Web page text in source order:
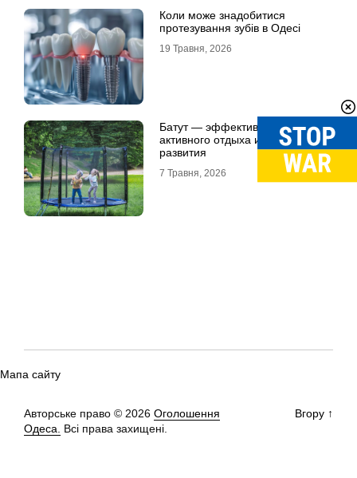
Коли може знадобитися
протезування зубів в Одесі
19 Травня, 2026
Батут — эффективный способ
активного отдыха и физического
развития
7 Травня, 2026
Мапа сайту
Авторське право © 2026 Оголошення
Одеса.
Всі права захищені.
Вгору ↑